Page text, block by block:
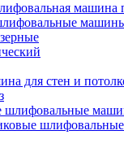
машина
для стен и
шлифовальные